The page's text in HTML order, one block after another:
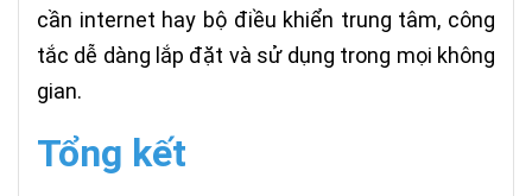
cần internet hay bộ điều khiển trung tâm, công
tắc dễ dàng lắp đặt và sử dụng trong mọi không
gian.
Tổng kết